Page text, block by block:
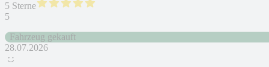
5 Sterne
5
Fahrzeug gekauft
28.07.2026